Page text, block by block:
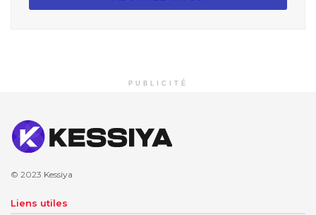
PUBLICITÉ
© 2023 Kessiya
Liens utiles